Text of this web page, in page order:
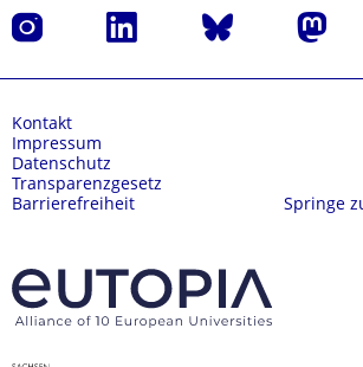
Instagram LinkedIn Bluesky
Kontakt
Impressum
Datenschutz
Transparenzgesetz
Barrierefreiheit
Springe